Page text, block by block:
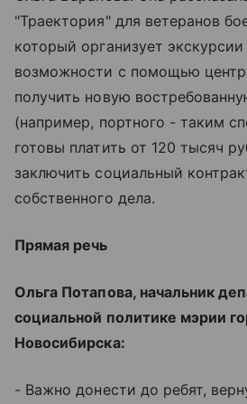
"Траектория" для ветеранов
который организует
возможности с помощью
получить новую
(например, портного - таким
готовы платить от 120 тысяч
заключить социальный
собственного дела.
Прямая речь
Ольга Потапова, начальник
социальной политике мэрии
Новосибирска:
- Важно донести до ребят,